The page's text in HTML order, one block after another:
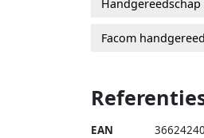
Handgereedschap
Facom
EAN